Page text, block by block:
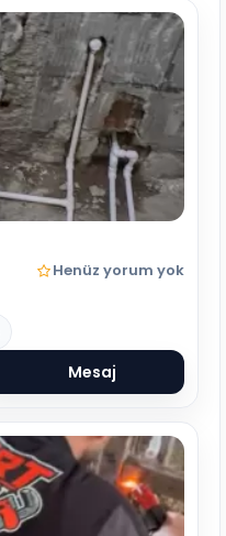
Henüz yorum yok
Mesaj